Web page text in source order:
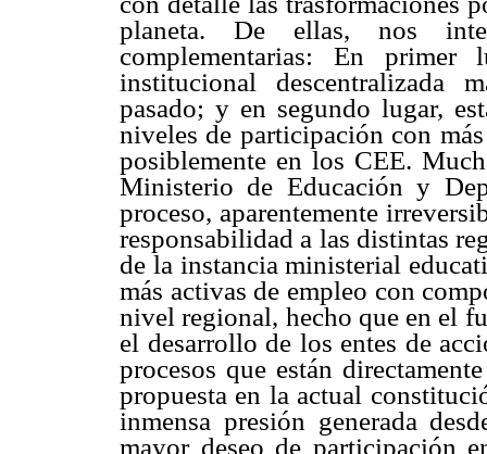
planeta. De ellas, nos
complementarias: En
institucional descentralizada
pasado; y en segundo lugar,
niveles de participación con
posiblemente en los CEE.
Ministerio de Educación y
proceso, aparentemente
responsabilidad a las distintas
de la instancia ministerial
más activas de empleo con
nivel regional, hecho que en el
el desarrollo de los entes de
procesos que están
propuesta en la actual
inmensa presión generada
mayor deseo de participación